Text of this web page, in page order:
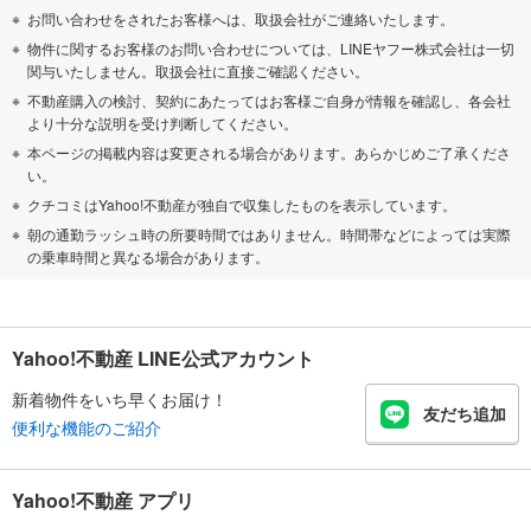
お問い合わせをされたお客様へは、取扱会社がご連絡いたします。
物件に関するお客様のお問い合わせについては、LINEヤフー株式会社は一切
関与いたしません。取扱会社に直接ご確認ください。
不動産購入の検討、契約にあたってはお客様ご自身が情報を確認し、各会社
より十分な説明を受け判断してください。
本ページの掲載内容は変更される場合があります。あらかじめご了承くださ
い。
クチコミはYahoo!不動産が独自で収集したものを表示しています。
朝の通勤ラッシュ時の所要時間ではありません。時間帯などによっては実際
の乗車時間と異なる場合があります。
Yahoo!不動産 LINE公式アカウント
新着物件をいち早くお届け！
便利な機能のご紹介
友だち追加
Yahoo!不動産 アプリ